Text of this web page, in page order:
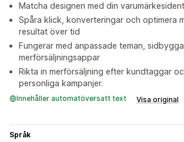
Matcha designen med din
Spåra klick, konverteringar och optimera
resultat över tid
Fungerar med anpassade teman,
merförsäljningsappar
Rikta in merförsäljning efter kundtaggar
personliga kampanjer.
Innehåller automatöversatt text Visa original
Språk